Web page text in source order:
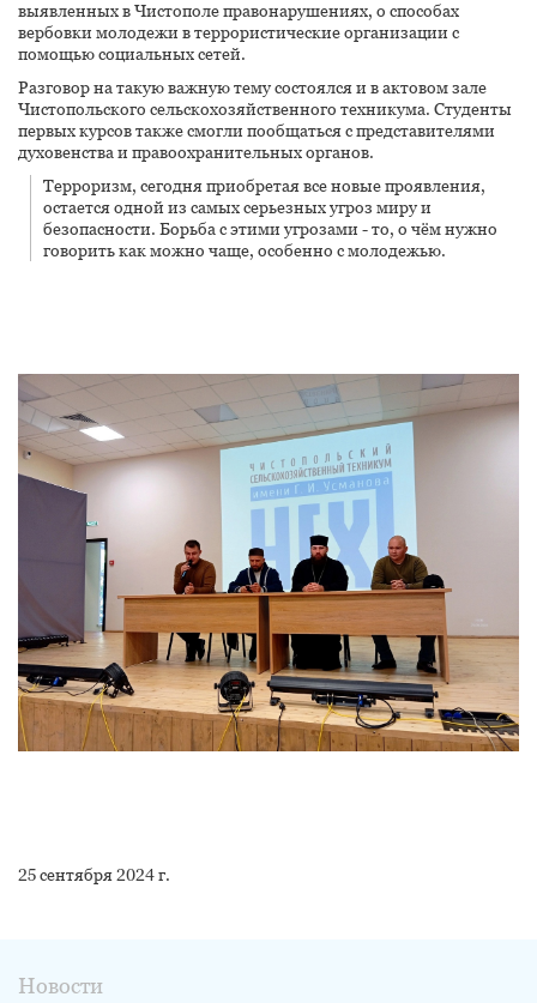
выявленных в Чистополе правонарушениях, о способах
вербовки молодежи в террористические организации с
помощью социальных сетей.
Разговор на такую важную тему состоялся и в актовом зале
Чистопольского сельскохозяйственного техникума. Студенты
первых курсов также смогли пообщаться с представителями
духовенства и правоохранительных органов.
Терроризм, сегодня приобретая все новые проявления,
остается одной из самых серьезных угроз миру и
безопасности. Борьба с этими угрозами - то, о чём нужно
говорить как можно чаще, особенно с молодежью.
25 сентября 2024 г.
Новости